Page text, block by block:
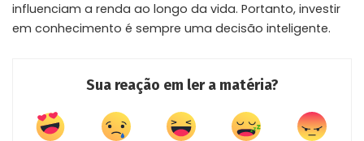
influenciam a renda ao longo da vida. Portanto, investir
em conhecimento é sempre uma decisão inteligente.
Sua reação em ler a matéria?